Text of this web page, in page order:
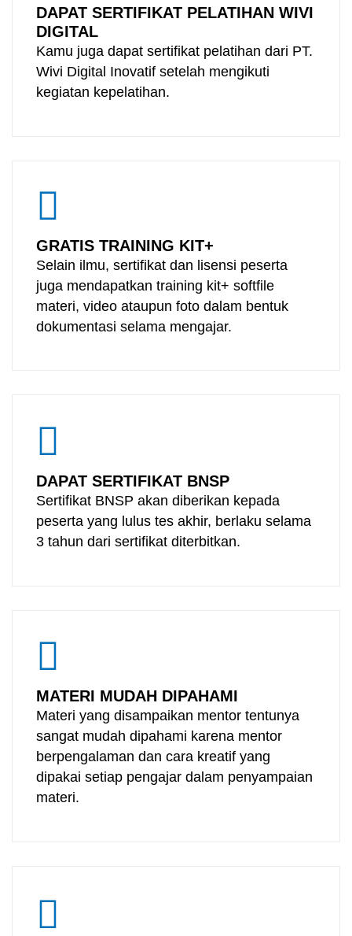
DAPAT SERTIFIKAT PELATIHAN WIVI
DIGITAL
Kamu juga dapat sertifikat pelatihan dari PT.
Wivi Digital Inovatif setelah mengikuti
kegiatan kepelatihan.
GRATIS TRAINING KIT+
Selain ilmu, sertifikat dan lisensi peserta
juga mendapatkan training kit+ softfile
materi, video ataupun foto dalam bentuk
dokumentasi selama mengajar.
DAPAT SERTIFIKAT BNSP
Sertifikat BNSP akan diberikan kepada
peserta yang lulus tes akhir, berlaku selama
3 tahun dari sertifikat diterbitkan.
MATERI MUDAH DIPAHAMI
Materi yang disampaikan mentor tentunya
sangat mudah dipahami karena mentor
berpengalaman dan cara kreatif yang
dipakai setiap pengajar dalam penyampaian
materi.